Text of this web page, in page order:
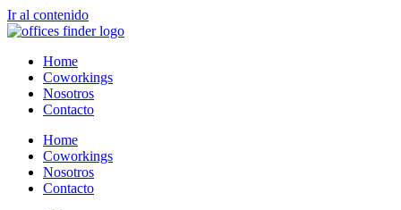
Ir al contenido
Home
Coworkings
Nosotros
Contacto
Home
Coworkings
Nosotros
Contacto